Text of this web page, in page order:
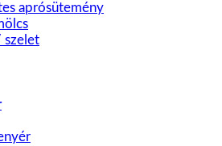
aprósütemény
szelet